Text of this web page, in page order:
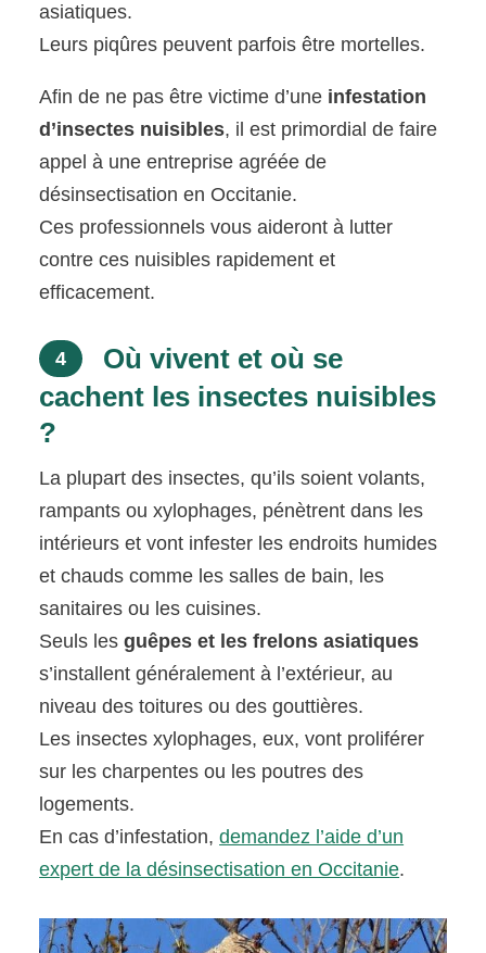
asiatiques.
Leurs piqûres peuvent parfois être mortelles.
Afin de ne pas être victime d’une infestation
d’insectes nuisibles, il est primordial de faire
appel à une entreprise agréée de
désinsectisation en Occitanie.
Ces professionnels vous aideront à lutter
contre ces nuisibles rapidement et
efficacement.
4
Où vivent et où se
cachent les insectes nuisibles
?
La plupart des insectes, qu’ils soient volants,
rampants ou xylophages, pénètrent dans les
intérieurs et vont infester les endroits humides
et chauds comme les salles de bain, les
sanitaires ou les cuisines.
Seuls les guêpes et les frelons asiatiques
s’installent généralement à l’extérieur, au
niveau des toitures ou des gouttières.
Les insectes xylophages, eux, vont proliférer
sur les charpentes ou les poutres des
logements.
En cas d’infestation,demandez l’aide d’un
expert de la désinsectisation en Occitanie.